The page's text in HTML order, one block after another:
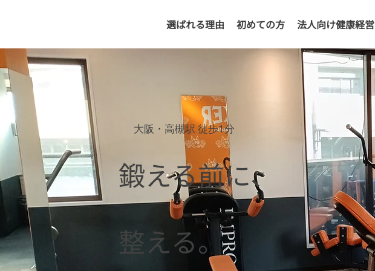
選ばれる理由 初めての方 法人向け健康経営
大阪・高槻駅 徒歩1分
鍛える前に、
整える。